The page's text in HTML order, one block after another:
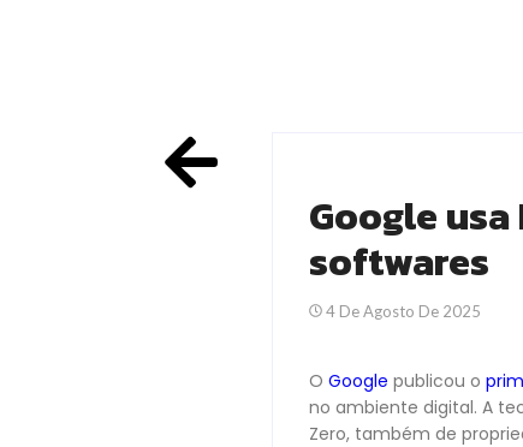
Google
softwares
4 De Agosto De 2025
O Google publicou o
no ambiente digital. A
Zero, também de